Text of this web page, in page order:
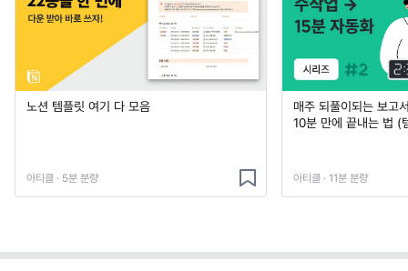
노션 템플릿 여기 다 모음
아티클 · 5분 분량
매주 되풀이되는 보고
10분 만에 끝내는 법 (
아티클 · 11분 분량